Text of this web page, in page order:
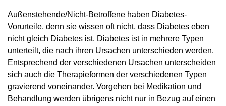
Außenstehende/Nicht-Betroffene haben Diabetes-
Vorurteile, denn sie wissen oft nicht, dass Diabetes eben
nicht gleich Diabetes ist. Diabetes ist in mehrere Typen
unterteilt, die nach ihren Ursachen unterschieden werden.
Entsprechend der verschiedenen Ursachen unterscheiden
sich auch die Therapieformen der verschiedenen Typen
gravierend voneinander. Vorgehen bei Medikation und
Behandlung werden übrigens nicht nur in Bezug auf einen